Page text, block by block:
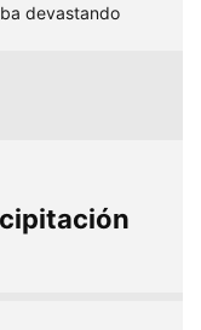
devastando